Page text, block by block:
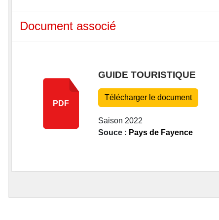
Document associé
PDF
GUIDE TOURISTIQUE
Télécharger le document
Saison 2022
Souce : Pays de Fayence